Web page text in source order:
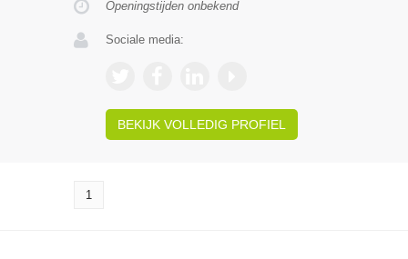
Openingstijden onbekend
Sociale media:
BEKIJK VOLLEDIG PROFIEL
1